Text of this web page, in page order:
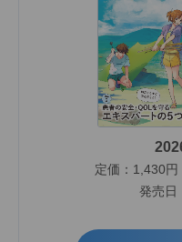
定価：1,430円
発売日